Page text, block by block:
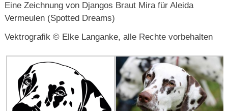
Eine Zeichnung von Djangos Braut Mira für Aleida
Vermeulen (Spotted Dreams)
Vektrografik © Elke Langanke, alle Rechte vorbehalten